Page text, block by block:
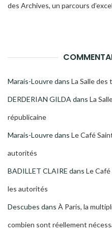
des Archives, un parcours
Marais-Louvredans La Salle des
DERDERIAN GILDA dans La
républicaine
Marais-Louvredans Le Café
autorités
BADILLET CLAIRE dans Le
les autorités
Descubes dans À Paris, la
combien sont réellement